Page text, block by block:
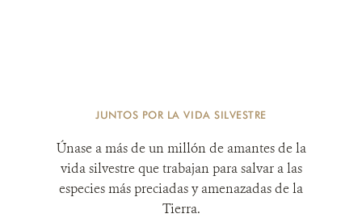
JUNTOS POR LA VIDA SILVESTRE
Únase a más de un millón de amantes de la
vida silvestre que trabajan para salvar a las
especies más preciadas y amenazadas de la
Tierra.